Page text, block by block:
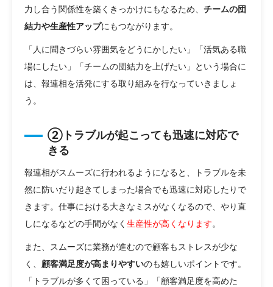
力し合う関係性を築くきっかけにもなるため、 チームの団
結力や生産性アップにもつながります。
「人に聞きづらい雰囲気をどうにかしたい」「活気ある職
場にしたい」「チームの団結力を上げたい」という場合に
は、報連相を活発にする取り組みを行なっていきましょ
う。
②トラブルが起こっても迅速に対応で
きる
報連相がスムーズに行われるようになると、トラブルを未
然に防いだり起きてしまった場合でも迅速に対応したりで
きます。仕事における大きなミスがなくなるので、やり直
しになるなどの手間がなく 生産性が高くなります。
また、スムーズに業務が進むので顧客もストレスが少な
く、 顧客満足度が高まりやすいのも嬉しいポイントです。
「トラブルが多くて困っている」「顧客満足度を高めた